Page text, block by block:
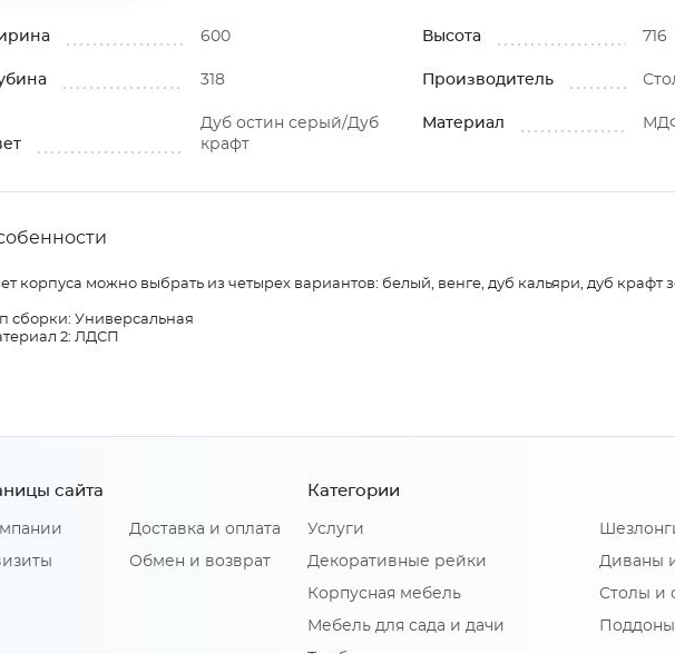
600 Высота 716
318 Производитель
Дуб остин серый/Дуб
крафт
Материал
корпуса можно выбрать из четырех вариантов: белый, венге, дуб кальяри, дуб крафт
сборки: Универсальная
2: ЛДСП
сайта
Доставка и оплата
Обмен и возврат
Категории
Услуги
Декоративные рейки
Корпусная мебель
Мебель для сада и дачи
Диваны
Столы и
Поддоны